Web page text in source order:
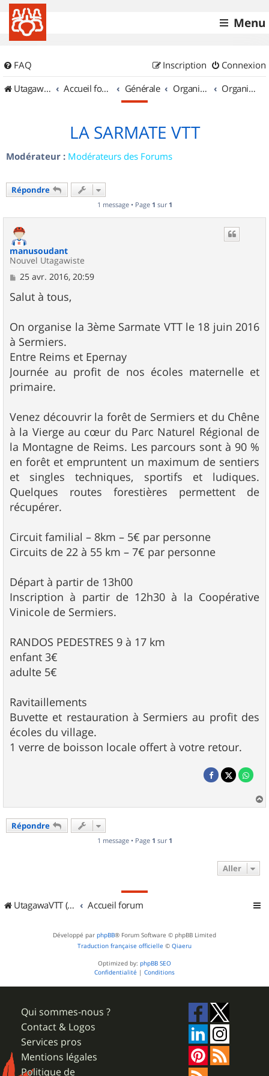
Menu
FAQ Connexion
Inscription
UtagawaVTT (Randos VTT et VTTAE avec traces GPS)
Accueil forum Générale Organisation de sorties & Recherche de partenaires Organisation de sorties en région Champagne Ardenne
LA SARMATE VTT
Modérateur : Modérateurs des Forums
Répondre
1 message • Page 1 sur 1
manusoudant
Nouvel Utagawiste
M
s
s
g
e
25 avr. 2016, 20:59
Salut à tous,
On organise la 3ème Sarmate VTT le 18 juin 2016
à Sermiers.
Entre Reims et Epernay
Journée au profit de nos écoles maternelle et
primaire.
Venez découvrir la forêt de Sermiers et du Chêne
à la Vierge au cœur du Parc Naturel Régional de
la Montagne de Reims. Les parcours sont à 90 %
en forêt et empruntent un maximum de sentiers
et singles techniques, sportifs et ludiques.
Quelques routes forestières permettent de
récupérer.
Circuit familial – 8km – 5€ par personne
Circuits de 22 à 55 km – 7€ par personne
Départ à partir de 13h00
Inscription à partir de 12h30 à la Coopérative
Vinicole de Sermiers.
RANDOS PEDESTRES 9 à 17 km
enfant 3€
adulte 5€
Ravitaillements
Buvette et restauration à Sermiers au profit des
écoles du village.
1 verre de boisson locale offert à votre retour.
a
Répondre
1 message • Page 1 sur 1
Aller
UtagawaVTT (Randos VTT et VTTAE avec traces GPS) Accueil forum
Développé par phpBB® Forum Software © phpBB Limited
Traduction française officielle © Qiaeru
Optimized by: phpBB SEO
Confidentialité | Conditions
Qui sommes-nous ?
Contact & Logos
Services pros
Mentions légales
Politique de